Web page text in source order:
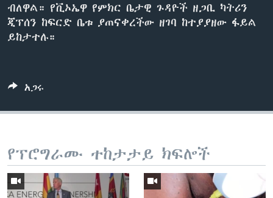
ብለዋል። የቪኦኤዋ የምክር ቤታዊ ጉዳዮች ዘጋቢ ካትሪን
ጂፕሰን ከፍርድ ቤቱ ያጠናቀረችው ዘገባ ከተያያዘው ፋይል
ይከታተሉ።
አጋሩ
የፕሮግራሙ ተከታታይ ክፍሎች